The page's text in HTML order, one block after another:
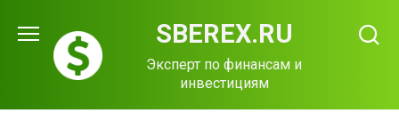
содержанию
SBEREX.RU
Эксперт по финансам и
инвестициям